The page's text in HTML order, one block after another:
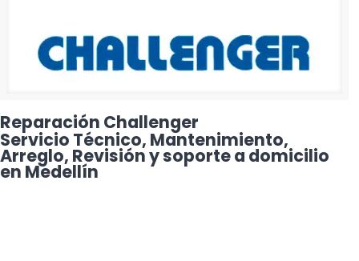
Reparación Challenger
Servicio Técnico, Mantenimiento,
Arreglo, Revisión y soporte a domicilio
en Medellín